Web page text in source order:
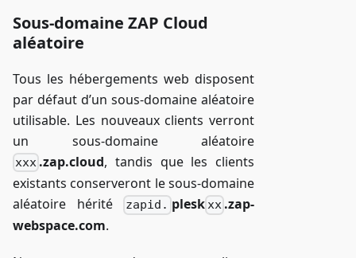
Sous-domaine ZAP Cloud
aléatoire
Tous les hébergements web disposent
par défaut d’un sous-domaine aléatoire
utilisable. Les nouveaux clients verront
un sous-domaine aléatoire
xxx .zap.cloud, tandis que les clients
existants conserveront le sous-domaine
aléatoire hérité
zapid. pleskxx .zap-
webspace.com.